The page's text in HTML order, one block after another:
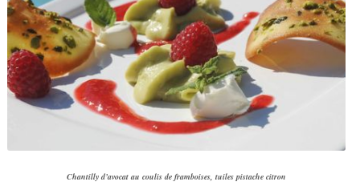
Chantilly d’avocat au coulis de framboises, tuiles pistache citron